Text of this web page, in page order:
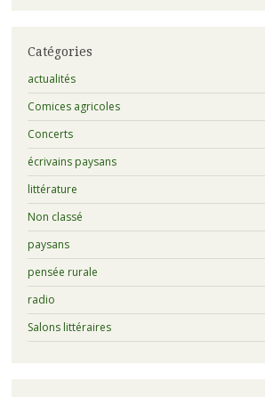
Catégories
actualités
Comices agricoles
Concerts
écrivains paysans
littérature
Non classé
paysans
pensée rurale
radio
Salons littéraires